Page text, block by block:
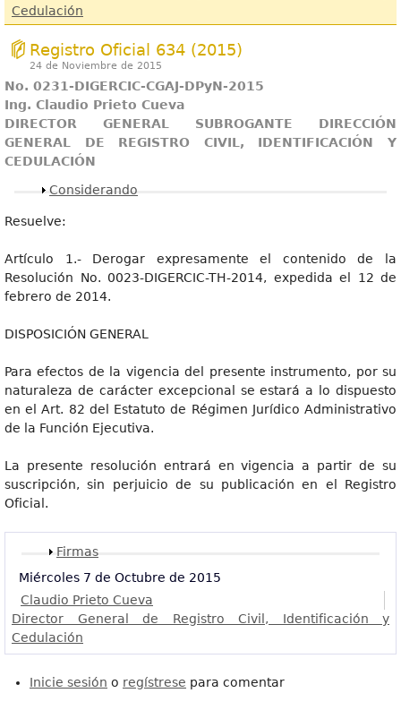
Cedulación
Registro Oficial 634 (2015)
24 de Noviembre de 2015
No. 0231-DIGERCIC-CGAJ-DPyN-2015
Ing. Claudio Prieto Cueva
DIRECTOR GENERAL SUBROGANTE DIRECCIÓN
GENERAL DE REGISTRO CIVIL, IDENTIFICACIÓN Y
CEDULACIÓN
Mostrar
Considerando
Resuelve:
Artículo 1.- Derogar expresamente el contenido de la
Resolución No. 0023-DIGERCIC-TH-2014, expedida el 12 de
febrero de 2014.
DISPOSICIÓN GENERAL
Para efectos de la vigencia del presente instrumento, por su
naturaleza de carácter excepcional se estará a lo dispuesto
en el Art. 82 del Estatuto de Régimen Jurídico Administrativo
de la Función Ejecutiva.
La presente resolución entrará en vigencia a partir de su
suscripción, sin perjuicio de su publicación en el Registro
Oficial.
Mostrar
Firmas
Miércoles 7 de Octubre de 2015
Claudio Prieto Cueva
Director General de Registro Civil, Identificación y
Cedulación
Inicie sesión o regístrese para comentar